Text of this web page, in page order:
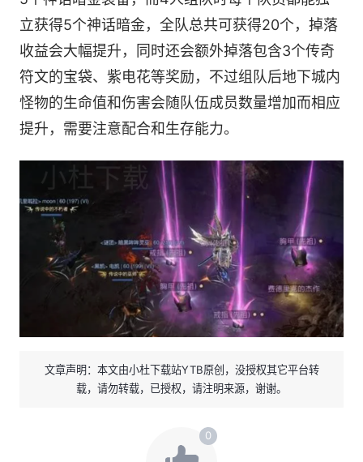
立获得5个神话暗金，全队总共可获得20个，掉落
收益会大幅提升，同时还会额外掉落包含3个传奇
符文的宝袋、紫电花等奖励，不过组队后地下城内
怪物的生命值和伤害会随队伍成员数量增加而相应
提升，需要注意配合和生存能力。
文章声明：本文由小杜下载站YTB原创，没授权其它平台转
载，请勿转载，已授权，请注明来源，谢谢。
0